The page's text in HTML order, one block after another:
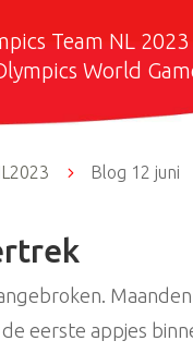
Team NL
World
5 Blog 12 juni
eerste appjes